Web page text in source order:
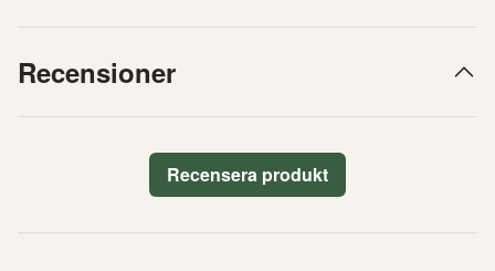
Recensioner
Recensera produkt